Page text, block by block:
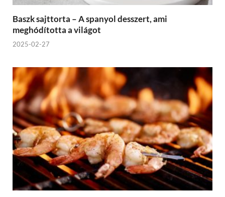
Baszk sajttorta – A spanyol desszert, ami
meghódította a világot
2025-02-27